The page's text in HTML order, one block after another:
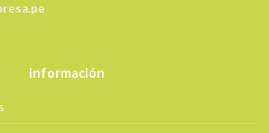
Información